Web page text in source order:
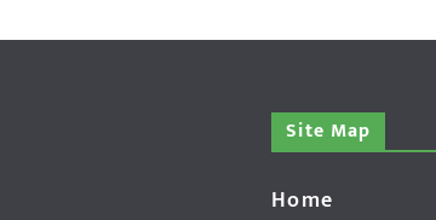
Site Map
Home